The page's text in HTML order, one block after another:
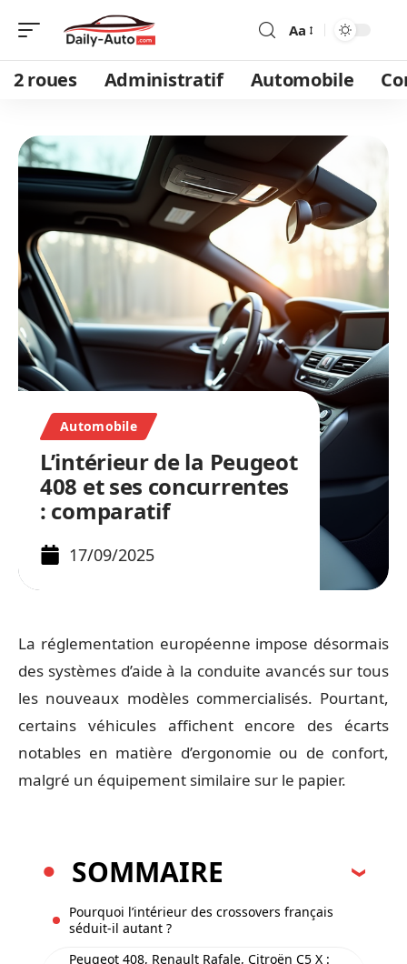
Aa
2 roues Administratif Automobile
Automobile
L’intérieur de la Peugeot
408 et ses concurrentes
: comparatif
17/09/2025
La réglementation européenne impose désormais
des systèmes d’aide à la conduite avancés sur tous
les nouveaux modèles commercialisés. Pourtant,
certains véhicules affichent encore des écarts
notables en matière d’ergonomie ou de confort,
malgré un équipement similaire sur le papier.
SOMMAIRE
Pourquoi l’intérieur des crossovers français
séduit-il autant ?
Peugeot 408, Renault Rafale, Citroën C5 X :